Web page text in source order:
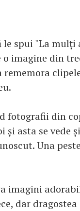
spui "La
o imagine din
rememora
fotografii din
asta se vede
Una
imagini
dar